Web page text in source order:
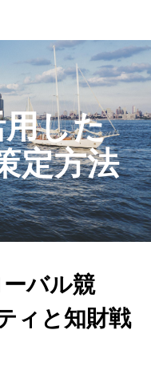
した
定方法
バル競
ィと知財戦
の貢献
の策定方法
発明を創出する方法